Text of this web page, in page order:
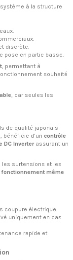
à la structure
discrète.
pose en partie basse.
, permettant à
souhaité
, car seules les
de qualité japonais
bénéficie d’un contrôle
DC Inverterassurant un
les surtensions et les
même
coupure électrique.
uniquement en cas
rapide et